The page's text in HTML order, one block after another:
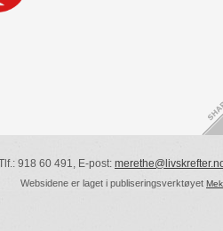
918 60 491, E-post:
Websidene er laget i publiseringsverktøyet